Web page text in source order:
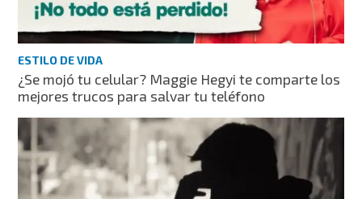
ESTILO DE VIDA
¿Se mojó tu celular? Maggie Hegyi te comparte los
mejores trucos para salvar tu teléfono